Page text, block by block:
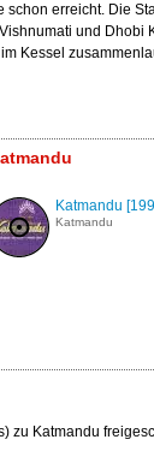
erreicht. Die
und Dhobi
Kessel
Katmandu
Katmandu
zu Katmandu